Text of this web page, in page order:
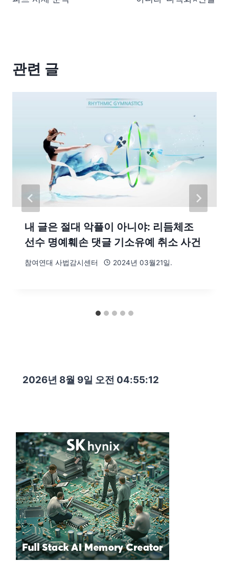
관련 글
내 글은 절대 악플이 아니야: 리듬체조
선수 명예훼손 댓글 기소유예 취소 사건
참여연대 사법감시센터 2024년 03월21일.
2026년 8월 9일 오전 04:55:14